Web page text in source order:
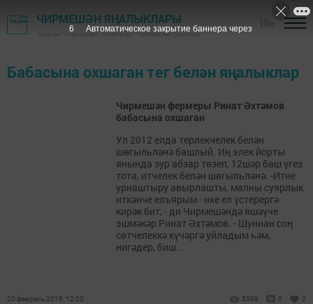
ЧИРМЕШӘН ЯҢАЛЫКЛАРЫ
"Безнең Чирмешән" газетасы - Чирмешән районы
Бабасына охшаган тег белән яңалыклар
Чирмешән фермеры Ринат Әхтәмов
бабасына охшаган
Ул 2012 елда терлекчелек белән
шөгыльләнә башлый. Иң элек йорты
янында зур абзар төзеп, 12шәр баш үгез
тота, итчелек белән шөгыльләнә. -Итне
урнаштыру авырлашты, малны суярлык
иткәнче елъярым - ике ел үстерергә
кирәк бит, - ди Чирмешәндә яшәүче
эшмәкәр Ринат Әхтәмов. - Шуннан соң
сөтчелеккә күчәргә уйладым һәм,
нигәдер, биш...
20 февраль 2018, 12:00 5399 0 0
6 Автоматическое закрытие баннера через